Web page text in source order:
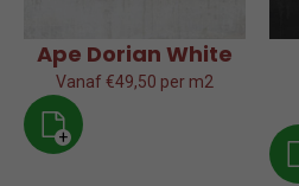
Ape Dorian White
Vanaf €49,50 per m2
+